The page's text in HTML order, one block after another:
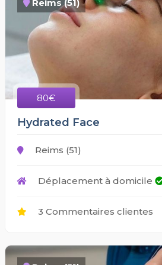
Reims (51)
80€
Hydrated Face
Reims (51)
Déplacement à domicile
3 Commentaires clientes